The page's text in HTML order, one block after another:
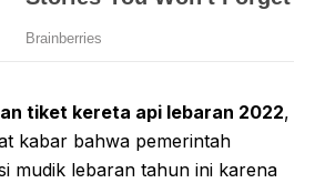
tiket kereta api lebaran 2022,
kabar bahwa pemerintah
mudik lebaran tahun ini karena